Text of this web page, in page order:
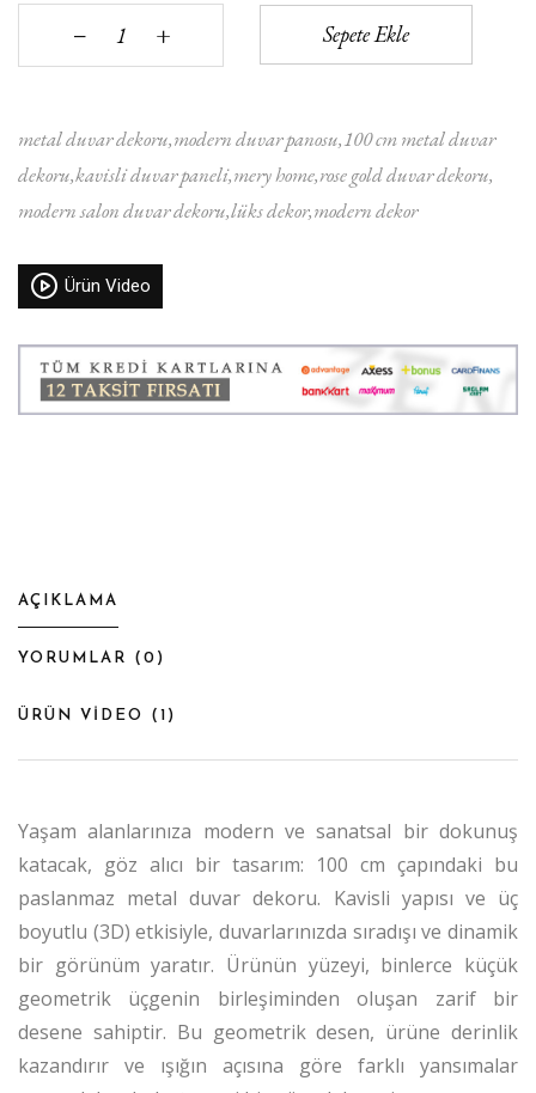
‒ + Sepete Ekle
metal duvar dekoru modern duvar panosu 100 cm metal duvar
dekoru kavisli duvar paneli mery homerose gold duvar dekoru
modern salon duvar dekoru lüks dekor modern dekor
Ürün Video
AÇIKLAMA
YORUMLAR ( 0 )
ÜRÜN VİDEO ( 1 )
Yaşam alanlarınıza modern ve sanatsal bir dokunuş
katacak, göz alıcı bir tasarım: 100 cm çapındaki bu
paslanmaz metal duvar dekoru. Kavisli yapısı ve üç
boyutlu (3D) etkisiyle, duvarlarınızda sıradışı ve dinamik
bir görünüm yaratır. Ürünün yüzeyi, binlerce küçük
geometrik üçgenin birleşiminden oluşan zarif bir
desene sahiptir. Bu geometrik desen, ürüne derinlik
kazandırır ve ışığın açısına göre farklı yansımalar